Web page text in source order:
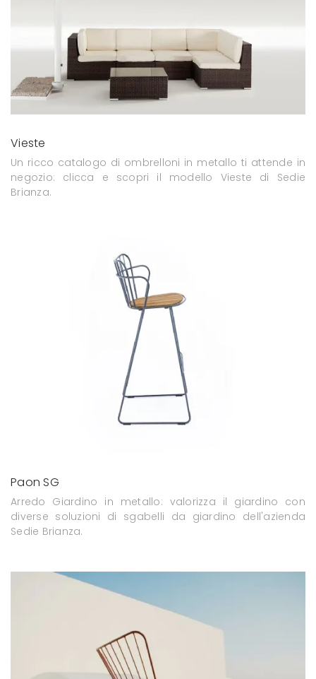
Vieste
Un ricco catalogo di ombrelloni in metallo ti attende in
negozio: clicca e scopri il modello Vieste di Sedie
Brianza.
Paon SG
Arredo Giardino in metallo: valorizza il giardino con
diverse soluzioni di sgabelli da giardino dell'azienda
Sedie Brianza.